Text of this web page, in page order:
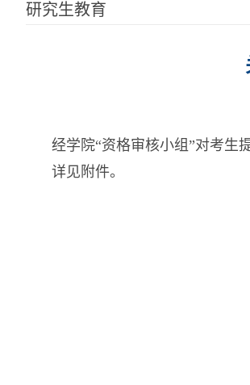
研究生教育
经学院“资格审核小组”对考生
详见附件。